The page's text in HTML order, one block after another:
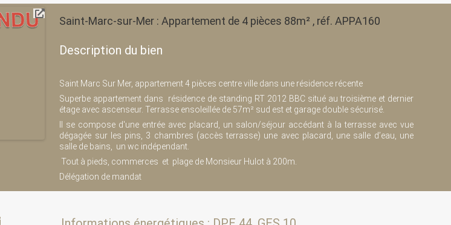
Saint-Marc-sur-Mer : Appartement de 4 pièces 88m² , réf. APPA160
Description du bien
Saint Marc Sur Mer, appartement 4 pièces centre ville dans une résidence récente
Superbe appartement dans résidence de standing RT 2012 BBC situé au troisième et dernier
étage avec ascenseur. Terrasse ensoleillée de 57m² sud est et garage double sécurisé.
Il se compose d'une entrée avec placard, un salon/séjour accédant à la terrasse avec vue
dégagée sur les pins, 3 chambres (accès terrasse) une avec placard, une salle d’eau, une
salle de bains, un wc indépendant.
Tout à pieds, commerces et plage de Monsieur Hulot à 200m.
Délégation de mandat